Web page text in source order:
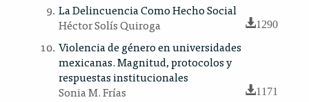
La Delincuencia Como Hecho Social
Héctor Solís Quiroga
1290
Violencia de género en universidades
mexicanas. Magnitud, protocolos y
respuestas institucionales
Sonia M. Frías
1171